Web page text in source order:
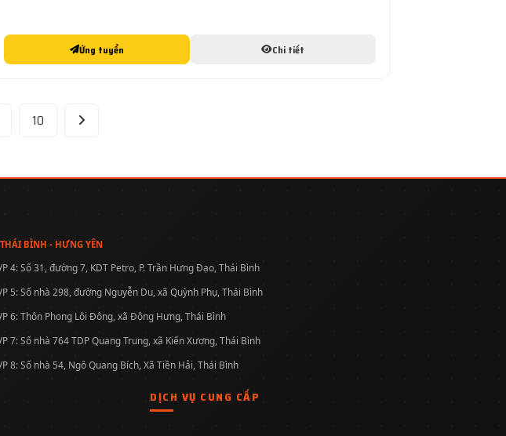
Ứng tuyển Chi tiết
10
BÌNH - HƯNG YÊN
4: Số 31, đường 7, KDT Petro, P. Trần Hưng Đạo, Thái Bình
5: Số nhà 298, đường Nguyễn Du, xã Quỳnh Phụ, Thái Bình
6: Thôn Phong Lôi Đông, xã Đông Hưng, Thái Bình
7: Số nhà 764 TDP Quang Trung, xã Kiến Xương, Thái Bình
8: Số nhà 54, Ngô Quang Bích, Xã Tiền Hải, Thái Bình
DỊCH VỤ CUNG CẤP